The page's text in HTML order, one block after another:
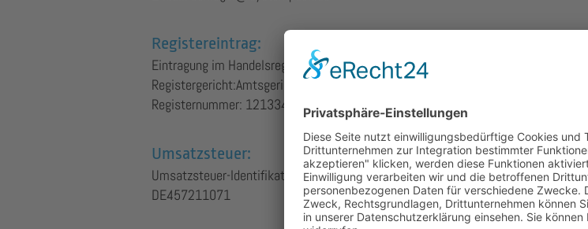
Registereintrag:
Eintragung im Handelsregister.
Registergericht:Amtsgericht München
Registernummer: 121334
Umsatzsteuer:
Umsatzsteuer-Identifikationsnummer gemäß §27 a Umsatzsteuergesetz:
DE457211071